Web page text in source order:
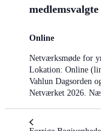
medlemsvalgte
Online
Netværksmøde for
Lokation: Online
Vahlun Dagsorden
Netværket 2026.